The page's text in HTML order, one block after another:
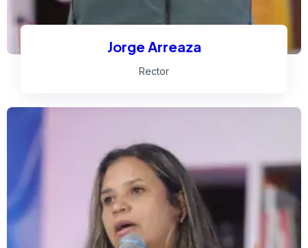
Jorge Arreaza
Rector